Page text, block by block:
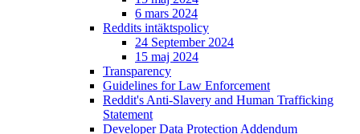
6 mars 2024
Reddits intäktspolicy
24 September 2024
15 maj 2024
Transparency
Guidelines for Law Enforcement
Reddit's Anti-Slavery and Human Trafficking
Statement
Developer Data Protection Addendum